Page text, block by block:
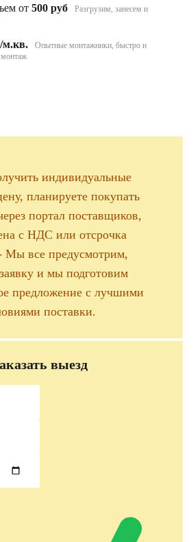
от500 руб
Разгрузим, занесем и
м.кв.
Опытные монтажники, быстро и
монтаж
индивидуальные
планируете покупать
портал поставщиков,
с НДС или отсрочка
Мы все предусмотрим,
и мы подготовим
предложение с лучшими
поставки.
выезд